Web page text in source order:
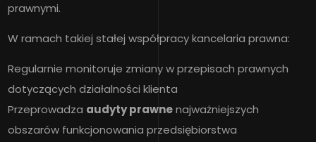
prawnymi.
W ramach takiej stałej współpracy kancelaria prawna:
Regularnie monitoruje zmiany w przepisach prawnych
dotyczących działalności klienta
Przeprowadza audyty prawnenajważniejszych
obszarów funkcjonowania przedsiębiorstwa